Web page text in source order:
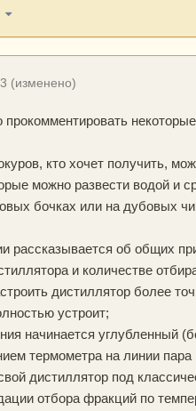
(изменено)
прокомментировать
кто хочет получить,
можно развести водой и
бочках или на дубовых
рассказывается об общих
и количестве
дистиллятор более
устроит;
начинается углубленный
термометра на линии
дистиллятор под
отбора фракций по